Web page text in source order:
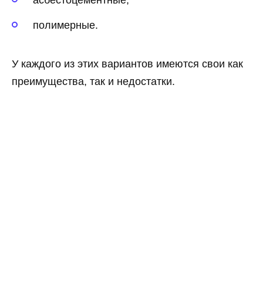
полимерные.
У каждого из этих вариантов имеются свои как
преимущества, так и недостатки.